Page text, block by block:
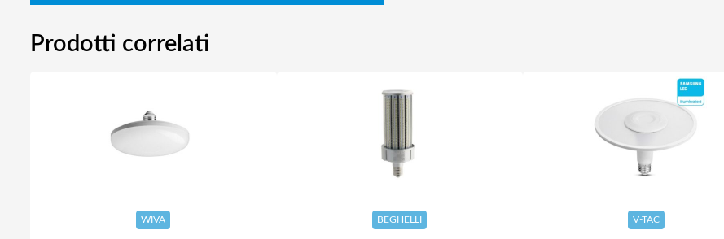
Prodotti correlati
WIVA BEGHELLI V-TAC